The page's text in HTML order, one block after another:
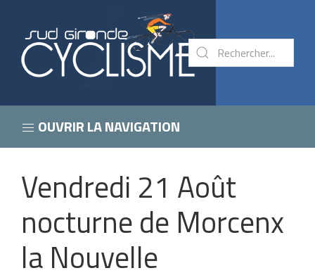
OUVRIR LA NAVIGATION
Vendredi 21 Août
nocturne de Morcenx
la Nouvelle